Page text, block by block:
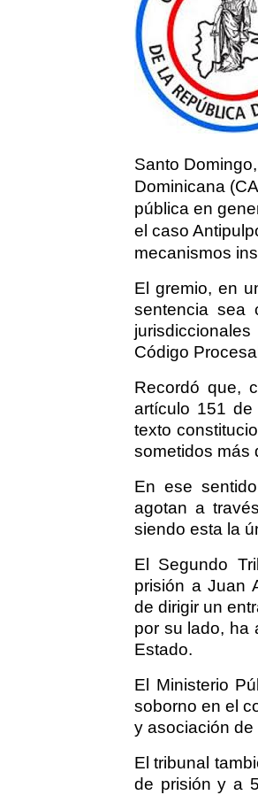
Santo
Dominicana
pública en
el caso
mecanismos
El gremio, en
sentencia sea
Código
Recordó que,
artículo 151
texto
sometidos más
En ese
agotan a
siendo esta la
El Segundo
prisión a Juan
de dirigir un
por su lado, ha
Estado.
El Ministerio
soborno en el
y asociación
El tribunal
de prisión y a